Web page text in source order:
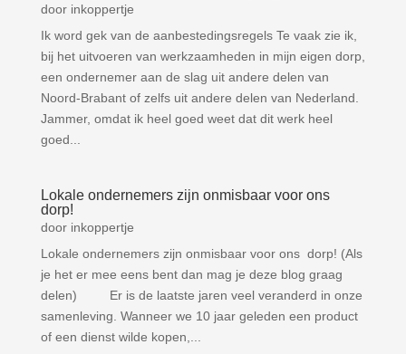
door inkoppertje
Ik word gek van de aanbestedingsregels Te vaak zie ik,
bij het uitvoeren van werkzaamheden in mijn eigen dorp,
een ondernemer aan de slag uit andere delen van
Noord-Brabant of zelfs uit andere delen van Nederland.
Jammer, omdat ik heel goed weet dat dit werk heel
goed...
Lokale ondernemers zijn onmisbaar voor ons
dorp!
door inkoppertje
Lokale ondernemers zijn onmisbaar voor ons dorp! (Als
je het er mee eens bent dan mag je deze blog graag
delen) Er is de laatste jaren veel veranderd in onze
samenleving. Wanneer we 10 jaar geleden een product
of een dienst wilde kopen,...